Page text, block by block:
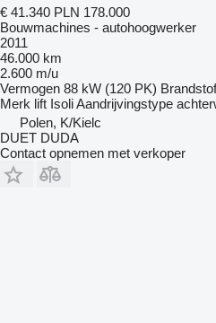
€ 41.340 PLN 178.000
Bouwmachines - autohoogwerker
2011
46.000 km
2.600 m/u
Vermogen 88 kW (120 PK) Brandstof
Merk lift IsoliAandrijvingstype
Polen, K/Kielc
DUET DUDA
Contact opnemen met verkoper